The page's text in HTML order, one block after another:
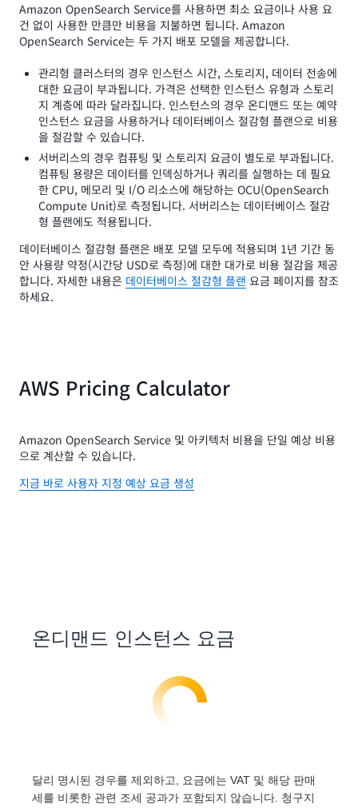
Amazon OpenSearch Service를 사용하면 최소 요금이나 사용 요
건 없이 사용한 만큼만 비용을 지불하면 됩니다. Amazon
OpenSearch Service는 두 가지 배포 모델을 제공합니다.
관리형 클러스터의 경우 인스턴스 시간, 스토리지, 데이터 전송에
대한 요금이 부과됩니다. 가격은 선택한 인스턴스 유형과 스토리
지 계층에 따라 달라집니다. 인스턴스의 경우 온디맨드 또는 예약
인스턴스 요금을 사용하거나 데이터베이스 절감형 플랜으로 비용
을 절감할 수 있습니다.
서버리스의 경우 컴퓨팅 및 스토리지 요금이 별도로 부과됩니다.
컴퓨팅 용량은 데이터를 인덱싱하거나 쿼리를 실행하는 데 필요
한 CPU, 메모리 및 I/O 리소스에 해당하는 OCU(OpenSearch
Compute Unit)로 측정됩니다. 서버리스는 데이터베이스 절감
형 플랜에도 적용됩니다.
데이터베이스 절감형 플랜은 배포 모델 모두에 적용되며 1년 기간 동
안 사용량 약정(시간당 USD로 측정)에 대한 대가로 비용 절감을 제공
합니다. 자세한 내용은 데이터베이스 절감형 플랜 요금 페이지를 참조
하세요.
AWS Pricing Calculator
Amazon OpenSearch Service 및 아키텍처 비용을 단일 예상 비용
으로 계산할 수 있습니다.
지금 바로 사용자 지정 예상 요금 생성
온디맨드 인스턴스 요금
달리 명시된 경우를 제외하고, 요금에는 VAT 및 해당 판매
세를 비롯한 관련 조세 공과가 포함되지 않습니다. 청구지